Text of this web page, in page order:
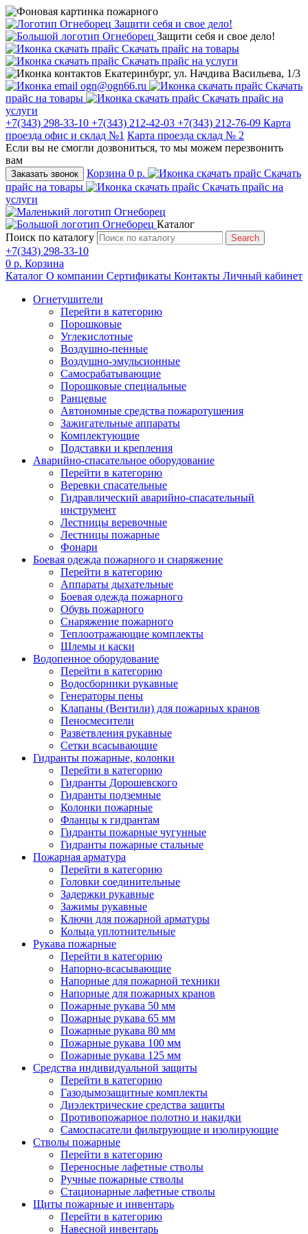
Защити себя и свое дело!
Защити себя и свое дело!
Скачать прайс на товары
Скачать прайс на услуги
Екатеринбург, ул. Начдива Васильева, 1/3
ogn@ogn66.ru
Скачать
прайс на товары
Скачать прайс на
услуги
+7(343) 298-33-10 +7(343) 212-42-03 +7(343) 212-76-09 Карта
проезда офис и склад №1 Карта проезда склад № 2
Если вы не смогли дозвониться, то мы можем перезвонить
вам
Заказать звонок Корзина 0 р.
Скачать
прайс на товары
Скачать прайс на
услуги
Каталог
Поиск по каталогу
Search
+7(343) 298-33-10
0 р. Корзина
Каталог О компании Сертификаты Контакты Личный кабинет
Огнетушители
Перейти в категорию
Порошковые
Углекислотные
Воздушно-пенные
Воздушно-эмульсионные
Самосрабатывающие
Порошковые специальные
Ранцевые
Автономные средства пожаротушения
Зажигательные аппараты
Комплектующие
Подставки и крепления
Аварийно-спасательное оборудование
Перейти в категорию
Веревки спасательные
Гидравлический аварийно-спасательный
инструмент
Лестницы веревочные
Лестницы пожарные
Фонари
Боевая одежда пожарного и снаряжение
Перейти в категорию
Аппараты дыхательные
Боевая одежда пожарного
Обувь пожарного
Снаряжение пожарного
Теплоотражающие комплекты
Шлемы и каски
Водопенное оборудование
Перейти в категорию
Водосборники рукавные
Генераторы пены
Клапаны (Вентили) для пожарных кранов
Пеносмесители
Разветвления рукавные
Сетки всасывающие
Гидранты пожарные, колонки
Перейти в категорию
Гидранты Дорошевского
Гидранты подземные
Колонки пожарные
Фланцы к гидрантам
Гидранты пожарные чугунные
Гидранты пожарные стальные
Пожарная арматура
Перейти в категорию
Головки соединительные
Задержки рукавные
Зажимы рукавные
Ключи для пожарной арматуры
Кольца уплотнительные
Рукава пожарные
Перейти в категорию
Напорно-всасывающие
Напорные для пожарной техники
Напорные для пожарных кранов
Пожарные рукава 50 мм
Пожарные рукава 65 мм
Пожарные рукава 80 мм
Пожарные рукава 100 мм
Пожарные рукава 125 мм
Средства индивидуальной защиты
Перейти в категорию
Газодымозащитные комплекты
Диэлектрические средства защиты
Противопожарное полотно и накидки
Самоспасатели фильтрующие и изолирующие
Стволы пожарные
Перейти в категорию
Переносные лафетные стволы
Ручные пожарные стволы
Стационарные лафетные стволы
Щиты пожарные и инвентарь
Перейти в категорию
Навесной инвентарь